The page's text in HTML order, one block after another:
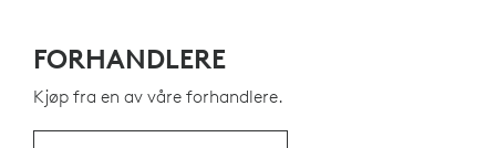
FORHANDLERE
Kjøp fra en av våre forhandlere.